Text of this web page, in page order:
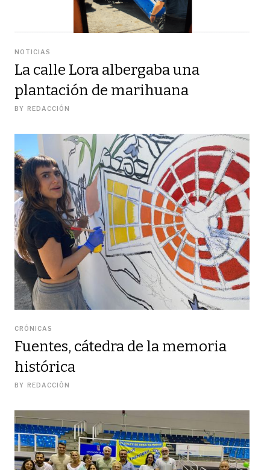
NOTICIAS
La calle Lora albergaba una
plantación de marihuana
BY REDACCIÓN
CRÓNICAS
Fuentes, cátedra de la memoria
histórica
BY REDACCIÓN